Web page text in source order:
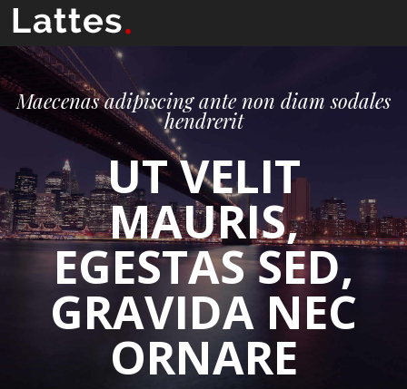
Maecenas adipiscing ante non diam sodales
hendrerit
UT VELIT
MAURIS,
EGESTAS SED,
GRAVIDA NEC
ORNARE